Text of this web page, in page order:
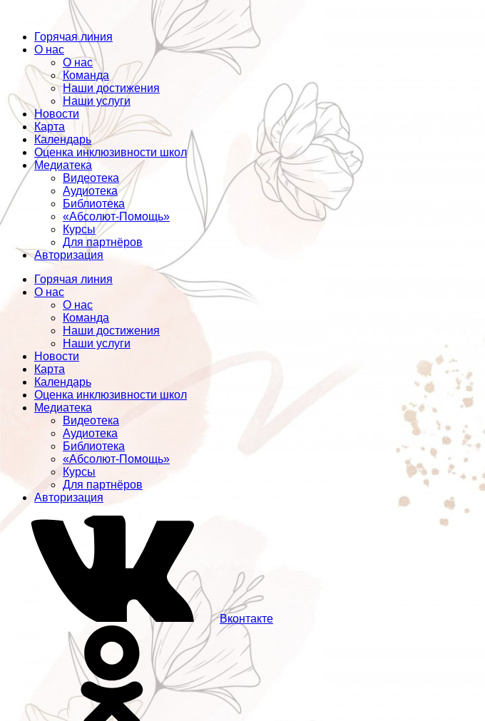
Горячая линия
О нас
О нас
Команда
Наши достижения
Наши услуги
Новости
Карта
Календарь
Оценка инклюзивности школ
Медиатека
Видеотека
Аудиотека
Библиотека
«Абсолют-Помощь»
Курсы
Для партнёров
Авторизация
Горячая линия
О нас
О нас
Команда
Наши достижения
Наши услуги
Новости
Карта
Календарь
Оценка инклюзивности школ
Медиатека
Видеотека
Аудиотека
Библиотека
«Абсолют-Помощь»
Курсы
Для партнёров
Авторизация
Вконтакте